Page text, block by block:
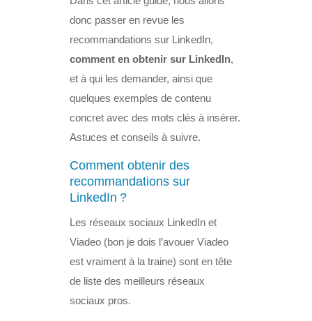
donc passer en revue les
recommandations sur LinkedIn,
comment en obtenir sur LinkedIn,
et à qui les demander, ainsi que
quelques exemples de contenu
concret avec des mots clés à insérer.
Astuces et conseils à suivre.
Comment obtenir des
recommandations sur
LinkedIn ?
Les réseaux sociaux LinkedIn et
Viadeo (bon je dois l’avouer Viadeo
est vraiment à la traine) sont en tête
de liste des meilleurs réseaux
sociaux pros.